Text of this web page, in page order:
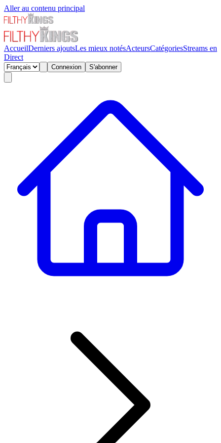
Aller au contenu principal
AccueilDerniers ajoutsLes mieux notésActeursCatégoriesStreams en
Direct
Connexion S'abonner